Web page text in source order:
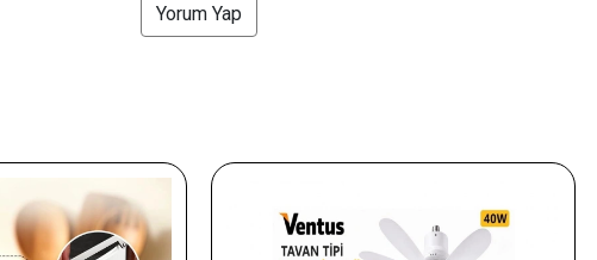
Yorum Yap